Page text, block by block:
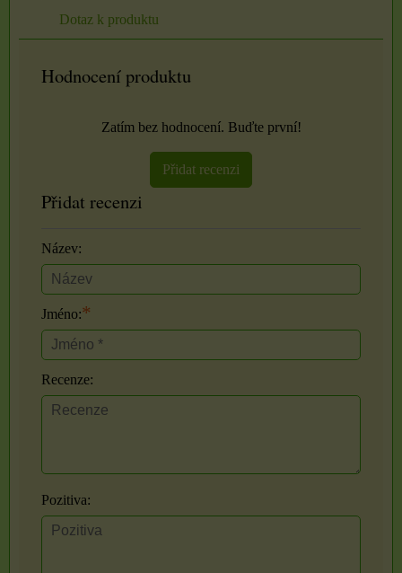
Dotaz k produktu
Hodnocení produktu
Zatím bez hodnocení. Buďte první!
Přidat recenzi
Přidat recenzi
Název:
Jméno:*
Recenze:
Pozitiva: